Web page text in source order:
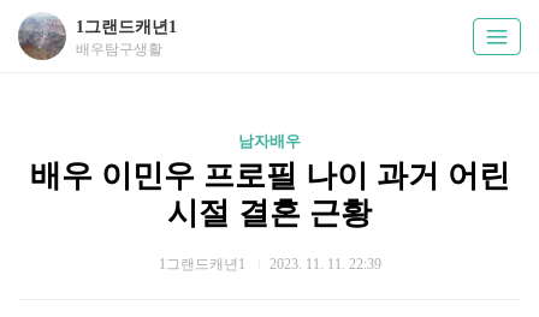
1그랜드캐년1
배우탐구생활
남자배우
배우 이민우 프로필 나이 과거 어린
시절 결혼 근황
1그랜드캐년1 2023. 11. 11. 22:39